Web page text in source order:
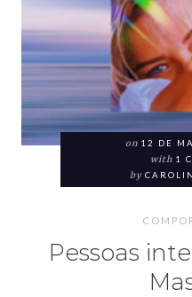
on 12 DE
with 1
by
Pessoas